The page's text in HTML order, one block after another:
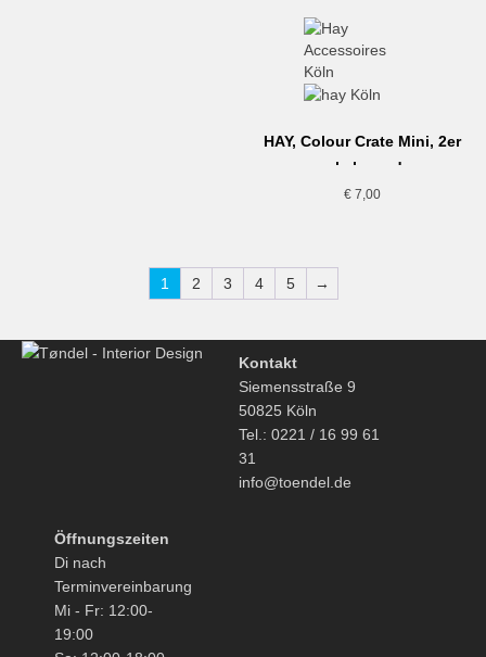
HAY, Colour Crate Mini, 2er
pack, lavender
€ 7,00
1 2 3 4 5 →
Kontakt
Siemensstraße 9
50825 Köln
Tel.: 0221 / 16 99 61
31
info@toendel.de
Öffnungszeiten
Di nach
Terminvereinbarung
Mi - Fr: 12:00-
19:00